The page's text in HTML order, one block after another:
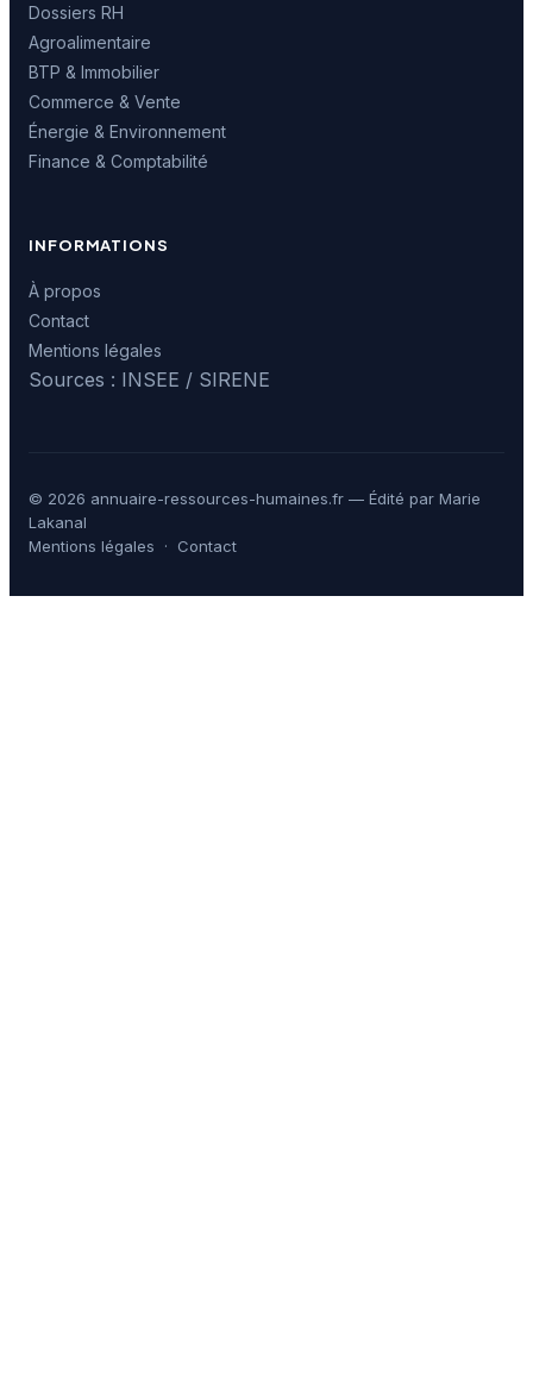
Dossiers RH
Agroalimentaire
BTP & Immobilier
Commerce & Vente
Énergie & Environnement
Finance & Comptabilité
INFORMATIONS
À propos
Contact
Mentions légales
Sources : INSEE / SIRENE
© 2026 annuaire-ressources-humaines.fr — Édité par Marie
Lakanal
Mentions légales · Contact